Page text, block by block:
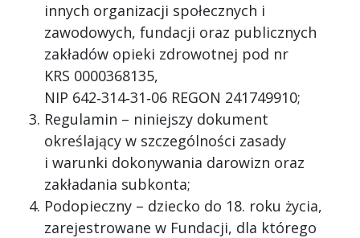
innych organizacji społecznych i
zawodowych, fundacji oraz publicznych
zakładów opieki zdrowotnej pod nr
KRS 0000368135,
NIP 642‑314‑31‑06 REGON 241749910;
Regulamin – niniejszy dokument
określający w szczególności zasady
i warunki dokonywania darowizn oraz
zakładania subkonta;
Podopieczny – dziecko do 18. roku życia,
zarejestrowane w Fundacji, dla którego